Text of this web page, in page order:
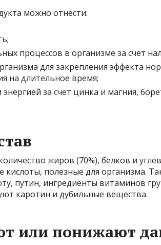
можно отнести:
процессов в организме за счет
для закрепления эффекта
на длительное время;
за счет цинка и магния,
жиров (70%), белков и
полезные для организма.
путин, ингредиенты витаминов
каротин и дубильные вещества.
или понижают